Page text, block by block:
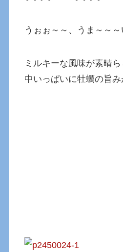
うぉぉ～～、うま～～～
ミルキーな風味が素晴
中いっぱいに牡蠣の旨み